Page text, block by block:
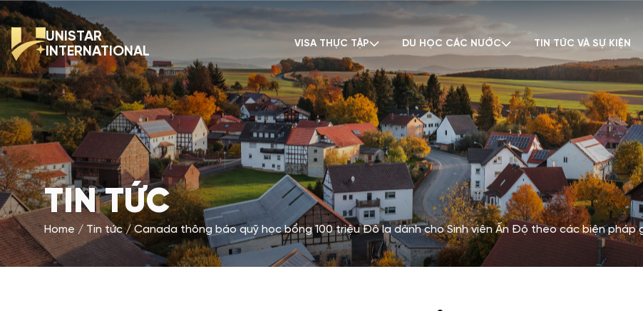
UNISTAR
INTERNATIONAL
VISA THỰC TẬP DU HỌC CÁC NƯỚC TIN TỨC VÀ SỰ KIỆN
TIN TỨC
Home Tin tức Canada thông báo quỹ học bổng 100 triệu Đô la dành cho Sinh viên Ấn Độ theo các biện pháp